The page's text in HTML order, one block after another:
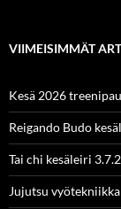
VIIMEISIMMÄT
Kesä 2026
Reigando Budo
Tai chi kesäleiri
Jujutsu